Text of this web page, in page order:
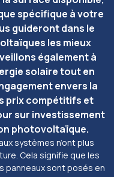
spécifique à votre
guideront dans le
les mieux
également à
solaire tout en
envers la
prix compétitifs et
sur investissement
photovoltaïque.
systèmes n’ont plus
Cela signifie que les
panneaux sont posés en